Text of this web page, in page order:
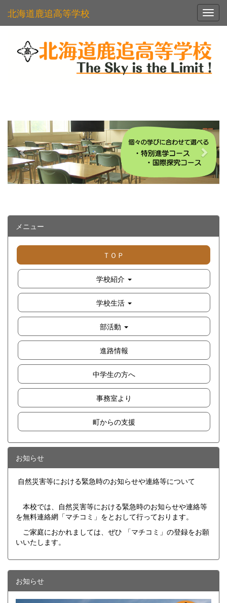
北海道鹿追高等学校
e
v
i
o
u
x
t
メニュー
ＴＯＰ
学校紹介
学校生活
部活動
進路情報
中学生の方へ
事務室より
町からの支援
お知らせ
自然災害等における緊急時のお知らせや連絡等について
本校では、自然災害等における緊急時のお知らせや連絡等
を無料連絡網「マチコミ」をとおして行っております。
ご家庭におかれましては、ぜひ 「マチコミ」の登録をお願
いいたします。
お知らせ